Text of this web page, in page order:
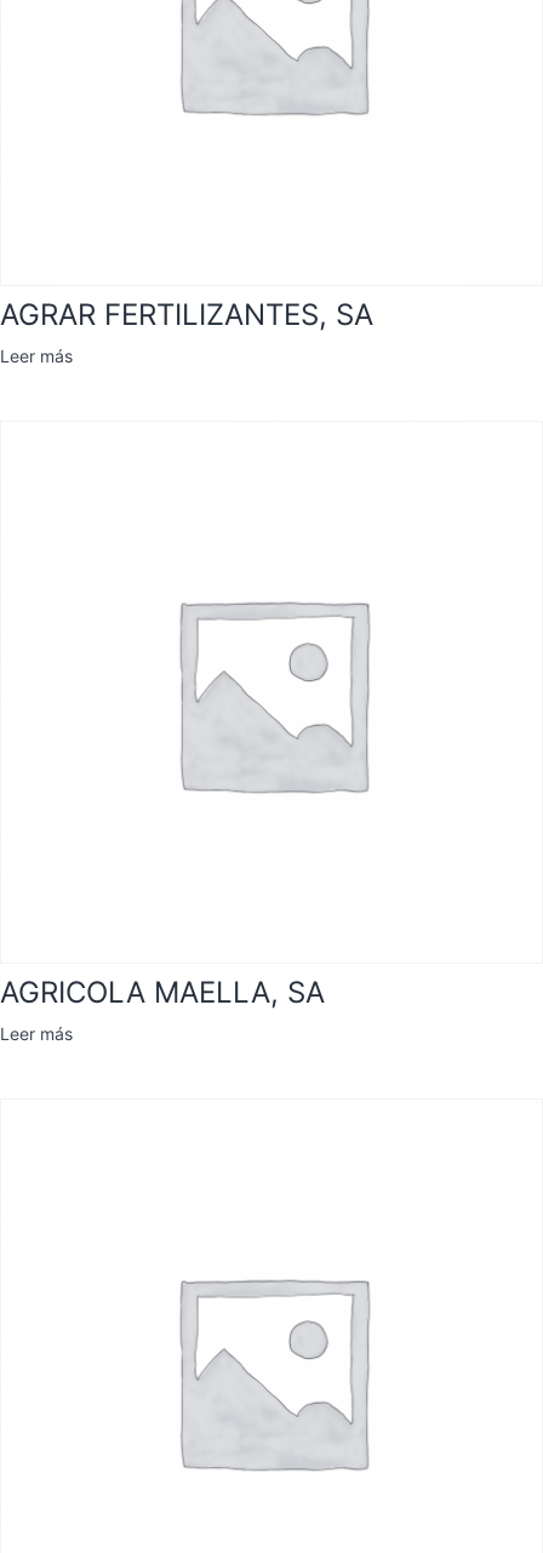
AGRAR FERTILIZANTES, SA
Leer más
AGRICOLA MAELLA, SA
Leer más